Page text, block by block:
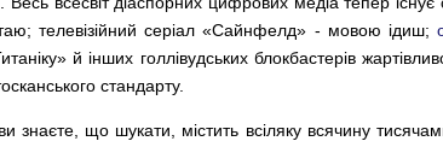
телевізійний серіал «Сайнфелд» - мовою ідиш;
й інших голлівудських блокбастерів
стандарту.
що шукати, містить всіляку всячину